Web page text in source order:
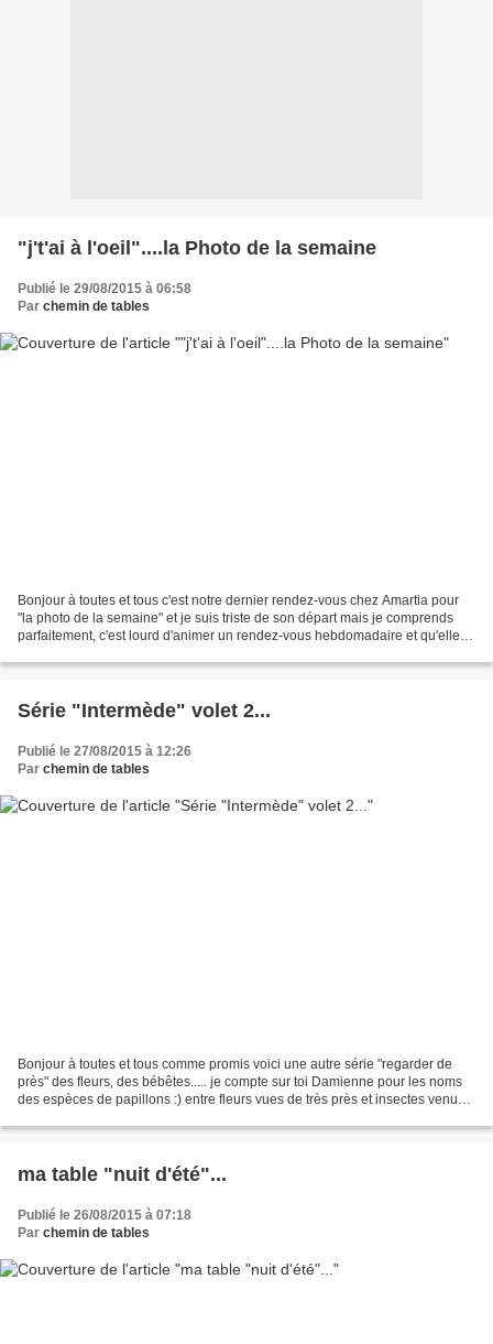
"j't'ai à l'oeil"....la Photo de la semaine
Publié le 29/08/2015 à 06:58
Par chemin de tables
Bonjour à toutes et tous c'est notre dernier rendez-vous chez Amartia pour
"la photo de la semaine" et je suis triste de son départ mais je comprends
parfaitement, c'est lourd d'animer un rendez-vous hebdomadaire et qu'elle ai
Série "Intermède" volet 2...
Publié le 27/08/2015 à 12:26
Par chemin de tables
Bonjour à toutes et tous comme promis voici une autre série "regarder de
près" des fleurs, des bébêtes..... je compte sur toi Damienne pour les noms
des espèces de papillons :) entre fleurs vues de très près et insectes venus
ma table "nuit d'été"...
Publié le 26/08/2015 à 07:18
Par chemin de tables